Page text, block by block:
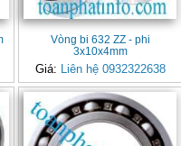
Vòng bi 632 ZZ - phi
3x10x4mm
Giá: Liên hệ 0932322638